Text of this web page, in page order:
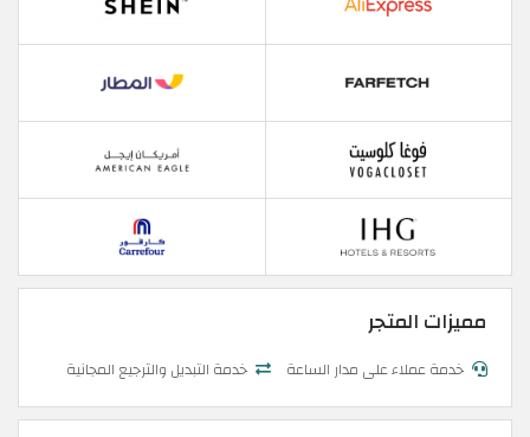
مميزات المتجر
خدمة عملاء على مدار الساعة خدمة التبديل والترجيع المجانية